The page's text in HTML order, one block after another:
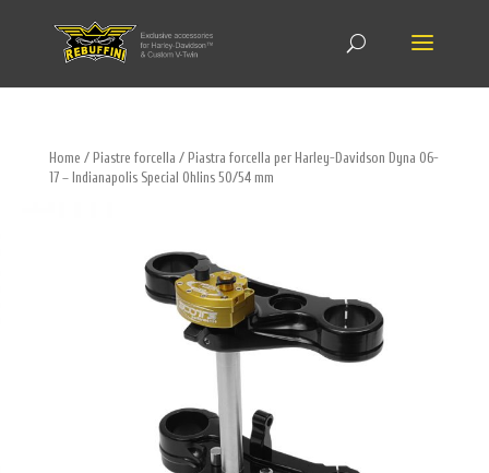
Home / Piastre forcella / Piastra forcella per Harley-Davidson Dyna 06-
17 – Indianapolis Special Ohlins 50/54 mm